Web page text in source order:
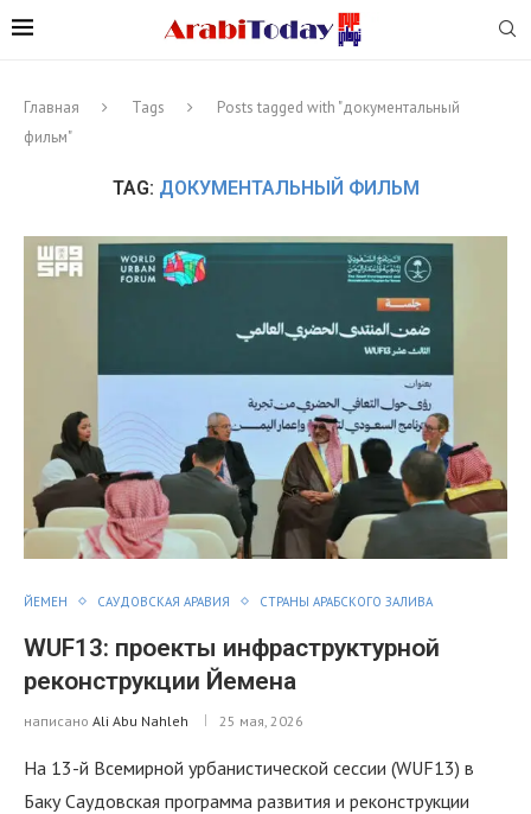
Главная Tags
Posts tagged with "документальный
фильм"
TAG: ДОКУМЕНТАЛЬНЫЙ ФИЛЬМ
ЙЕМЕН САУДОВСКАЯ АРАВИЯ СТРАНЫ АРАБСКОГО ЗАЛИВА
WUF13: проекты инфраструктурной
реконструкции Йемена
написано Ali Abu Nahleh 25 мая, 2026
На 13-й Всемирной урбанистической сессии (WUF13) в
Баку Саудовская программа развития и реконструкции